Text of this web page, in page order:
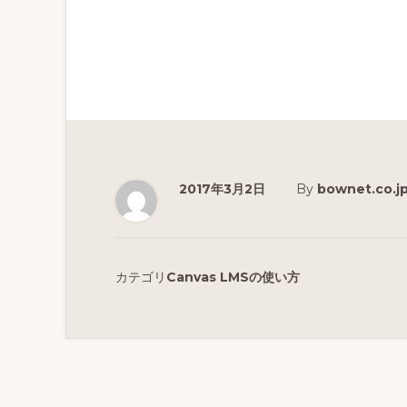
2017年3月2日 By
カテゴリ Canvas LMSの使い方